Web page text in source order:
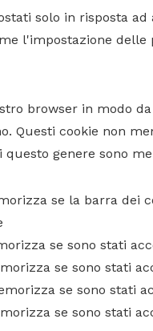
solo in risposta
l'impostazione
browser in modo
Questi cookie non
questo genere sono
se la barra dei
se sono stati
se sono stati
se sono stati
se sono stati